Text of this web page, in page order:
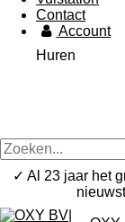
Contact
Account
Huren
✓ Al 23 jaar het